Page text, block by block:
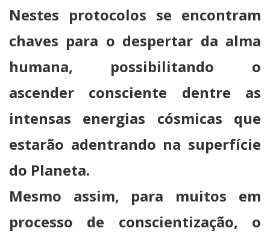
Nestes protocolos se encontram
chaves para o despertar da alma
humana, possibilitando o
ascender consciente dentre as
intensas energias cósmicas que
estarão adentrando na superfície
do Planeta.
Mesmo assim, para muitos em
processo de conscientização, o